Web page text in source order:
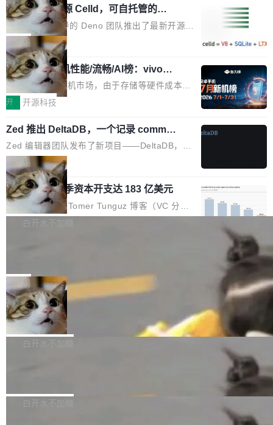
ean 表示是否可切换，nullable 的默认模式、浅
色方案、深色方案——会产生大量无意义的组
合。方案缺了、配置冲突了、全 null 了。要知道
哪些组合有效，作者说，你得靠"文档、校验、或
者部落知识"。 换个写法。Rust 的 enum，两个
变体：Switchable...
做，没什么新鲜的。 但 Kenton Varda 在 Twitte
r 上把事情说清楚了： 今天我们发布了 Cloudfla
re OS，一个带连接器的聊天机器人，跟其他所
有科技公司做的一样。只不过，实际上它不一
样。这是 Sandstorm.io 的重制版，我十年前的
那个创业公司。不同的是，这次它构建在 Cloudf
lare Workers 上——我花了九年时间搭建的平台
——并且深度集成了 AI。这基本上是我十年秘密
计划的顶峰。 十年前，Ken...
Deno 团队开源 Celld，可自托管的分
布式 Durable Objects
Ryan Dahl 领导的 Deno 团队推出了最新开源项
目 Celld，一个能在自己机器上运行 Cloudflare
Workers 和 Durable Objects 的守护进程。 设
计思路很直接：每个对象是一个独立的 SQLite
数据库，按名称寻址，复制到你自己的 S3 兼容
存储库里。节点之间只通过这个存储库协调——
个小型数据库，应用天然按分片构建，单个数据
库的竞争和爆炸半径问题在设计层面就被消除
了。 闲置的 cell 会休眠到几乎不占资源。当 cel
l 迁移或唤醒时，新宿主从 S3 恢复 SQLite 数据
库继续执行。存储库是持久化的唯一真相...
局
鲁大师7月新机性能/流畅/AI榜：vivo夺
性能、流畅双第一，三星Galaxy Z系列
新折叠缺席
2026年7月的手机市场，由于存储等硬件成本暴
增，手机厂商的日子也不好过啊，新机速度明显
高价的三星折叠（三星Galaxy Z Fold8 Ultra / Z
Fold8 / Z Flip8）外，其余要么是中低端机器，
例如iQOO Z11i、REDMI Note 17、REDMI No
te 17 Pro、OPPO K15，要么是vivo X300 E这
样的次旗舰。 Galaxy Z Fold8 Ultra / Z Fold8 /
Z Flip8三款折叠屏新机均在7月22日发布，且全
部搭载骁龙8 Elite Gen5 for Galaxy，它们本该
开 开源科技
Zed 推出 DeltaDB，一个记录 commit
之间所有操作的版本控制系统
Zed 编辑器团队发布了新项目——DeltaDB，一
个在 git commit 之间记录每一次编辑操作的版
本控制系统。目前处于 Early Access 阶段。 De
ltaDB 的核心思路直接写在 landing page 最显
眼的位置：「Software is made between com
mits」——软件是在 commit 之间写出来的。git
是把这段空隙补上。 回退到任何一次编辑：Delt
aDB 捕获 commit 之间的每一次操作，...
局
SpaceXAI 单季资本开支达 183 亿美元
根据风险投资人Tomer Tunguz 博客（VC 分
析）披露的最新分析与第二季度业绩报告，Spac
微软同期总资本开支的四成。 与亚马逊、Alpha
bet、微软以及 Meta 等传统科技巨头相比，Spa
ceXAI的资金消耗速度尤为引人瞩目。然而，支
撑庞大支出的资金来源却呈现出截然不同的面
貌。数据显示，微软和 Meta 主要依托充沛的经
白开水不加糖
一个在终端里运行的编程 agent；Muse Spark
1.2，驱动这个 agent 的新模型。一句话概括：
你可以用 curl -fsSL https://dev.meta.ai/install.
sh | bash 安装一个能在大项目里自动规划、写
代码、验证结果的 AI 终端工具。 据介绍，Muse
个主 agent 循环，外加一组后台 agent。这些后
局
美团开源 LoHoSearch，用知识图谱校
准 AI 能力认知
机器出题的前提，是让机器拥有全局视野。整个
构建流程可以分为四个环节：建图 → 控制难度
白开水不加糖
库，并将作为transport接入Mooncake TENT。
白开水不加糖